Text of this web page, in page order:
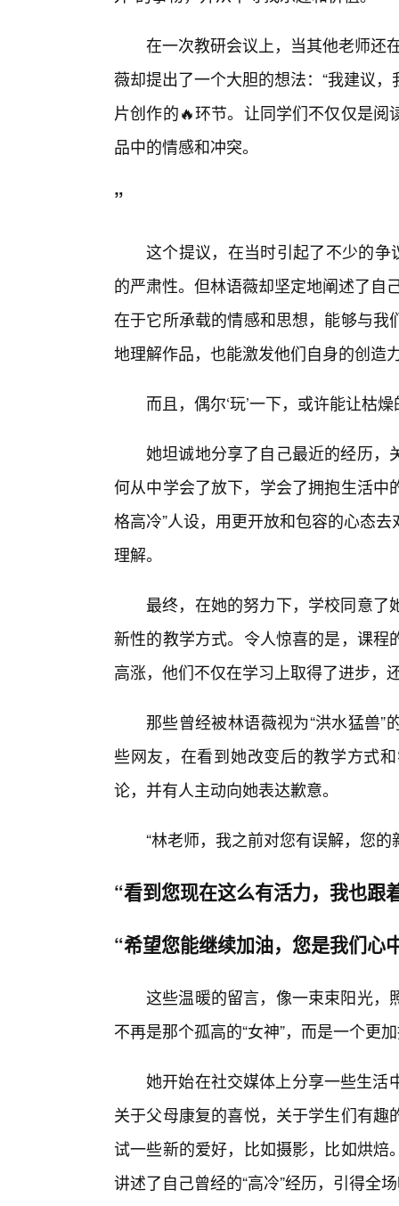
在一次教研会议上，当其他老师还
薇却提出了一个大胆的想法：“我建议
片创作的🔥环节。让同学们不仅仅是
品中的情感和冲突。
”
这个提议，在当时引起了不少的争
的严肃性。但林语薇却坚定地阐述了自
在于它所承载的情感和思想，能够与
地理解作品，也能激发他们自身的创造
而且，偶尔‘玩’一下，或许能让枯
她坦诚地分享了自己最近的经历，
何从中学会了放下，学会了拥抱生活中
格高冷”人设，用更开放和包容的心态
理解。
最终，在她的努力下，学校同意了
新性的教学方式。令人惊喜的是，课
高涨，他们不仅在学习上取得了进步，
那些曾经被林语薇视为“洪水猛兽
些网友，在看到她改变后的教学方式
论，并有人主动向她表达歉意。
“林老师，我之前对您有误解，您
“看到您现在这么有活力，我也跟
“希望您能继续加油，您是我们心
这些温暖的留言，像一束束阳光，
不再是那个孤高的“女神”，而是一个更
她开始在社交媒体上分享一些生活
关于父母康复的喜悦，关于学生们有
试一些新的爱好，比如摄影，比如烘
讲述了自己曾经的“高冷”经历，引得全